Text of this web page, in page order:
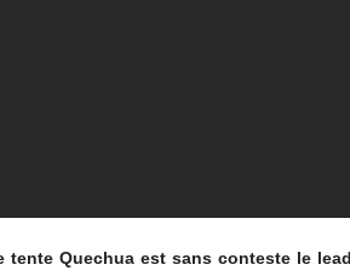
tente Quechua est sans conteste le